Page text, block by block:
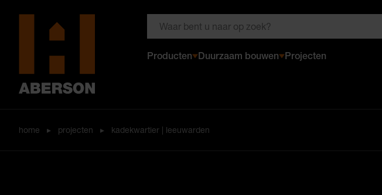
Zoeken door Aberson
Close Search
Producten Duurzaam bouwen Projecten
home ▸ projecten ▸ kadekwartier | leeuwarden